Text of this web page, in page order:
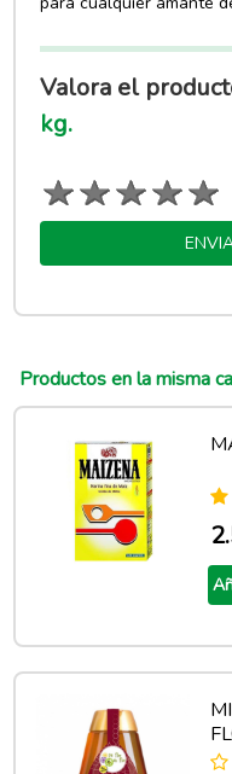
Valora el
kg.
Productos en la misma